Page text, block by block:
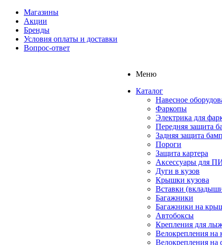
Магазины
Акции
Бренды
Условия оплаты и доставки
Вопрос-ответ
Меню
Каталог
Навесное
Фаркопы
Электрика для
Передняя защита
Задняя защита
Пороги
Защита картера
Аксессуары для
Дуги в кузов
Крышки кузова
Вставки
Багажники
Багажники на
Автобоксы
Крепления для
Велокрепления
Велокрепления на